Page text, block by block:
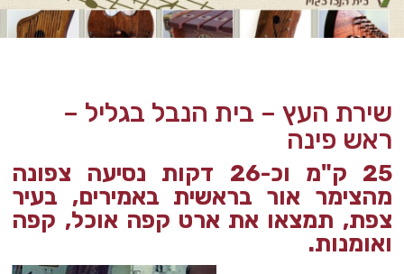
שירת העץ – בית הנבל בגליל –
ראש פינה
25 ק"מ וכ-26 דקות נסיעה צפונה
מהצימר אור בראשית באמירים, בעיר
צפת, תמצאו את ארט קפה אוכל, קפה
ואומנות.